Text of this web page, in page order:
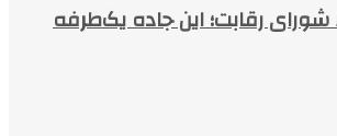
مصوبه ۸۵۶ شورای رقابت؛ این جاده یک‌طرفه